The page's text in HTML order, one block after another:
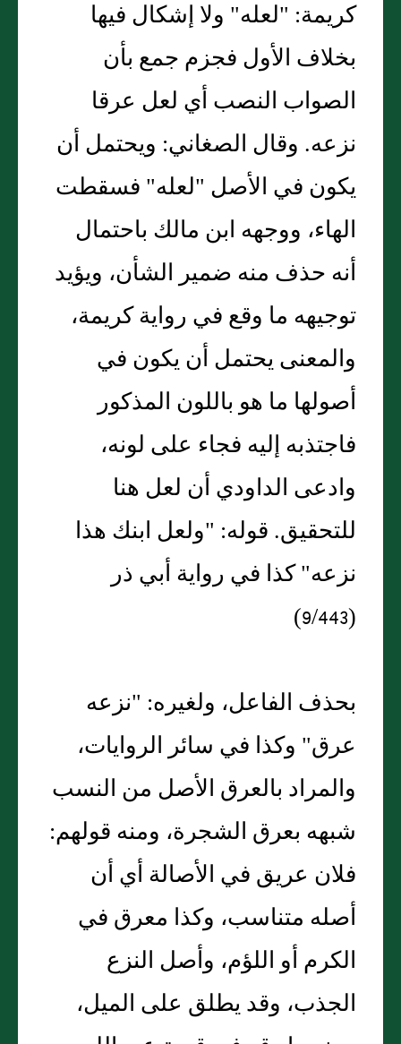
كريمة: "لعله" ولا إشكال فيها
بخلاف الأول فجزم جمع بأن
الصواب النصب أي لعل عرقا
نزعه. وقال الصغاني: ويحتمل أن
يكون في الأصل "لعله" فسقطت
الهاء، ووجهه ابن مالك باحتمال
أنه حذف منه ضمير الشأن، ويؤيد
توجيهه ما وقع في رواية كريمة،
والمعنى يحتمل أن يكون في
أصولها ما هو باللون المذكور
فاجتذبه إليه فجاء على لونه،
وادعى الداودي أن لعل هنا
للتحقيق. قوله: "ولعل ابنك هذا
نزعه" كذا في رواية أبي ذر
(9/443)
بحذف الفاعل، ولغيره: "نزعه
عرق" وكذا في سائر الروايات،
والمراد بالعرق الأصل من النسب
شبهه بعرق الشجرة، ومنه قولهم:
فلان عريق في الأصالة أي أن
أصله متناسب، وكذا معرق في
الكرم أو اللؤم، وأصل النزع
الجذب، وقد يطلق على الميل،